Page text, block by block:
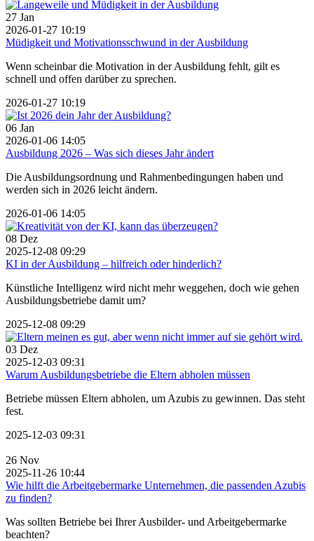
27 Jan
2026-01-27 10:19
Müdigkeit und Motivationsschwund in der Ausbildung
Wenn scheinbar die Motivation in der Ausbildung fehlt, gilt es
schnell und offen darüber zu sprechen.
2026-01-27 10:19
06 Jan
2026-01-06 14:05
Ausbildung 2026 – Was sich dieses Jahr ändert
Die Ausbildungsordnung und Rahmenbedingungen haben und
werden sich in 2026 leicht ändern.
2026-01-06 14:05
08 Dez
2025-12-08 09:29
KI in der Ausbildung – hilfreich oder hinderlich?
Künstliche Intelligenz wird nicht mehr weggehen, doch wie gehen
Ausbildungsbetriebe damit um?
2025-12-08 09:29
03 Dez
2025-12-03 09:31
Warum Ausbildungsbetriebe die Eltern abholen müssen
Betriebe müssen Eltern abholen, um Azubis zu gewinnen. Das steht
fest.
2025-12-03 09:31
26 Nov
2025-11-26 10:44
Wie hilft die Arbeitgebermarke Unternehmen, die passenden Azubis
zu finden?
Was sollten Betriebe bei Ihrer Ausbilder- und Arbeitgebermarke
beachten?